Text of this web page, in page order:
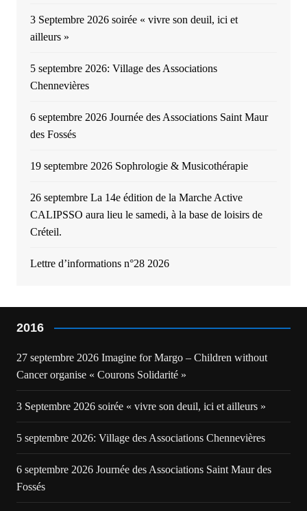
3 Septembre 2026 soirée « vivre son deuil, ici et
ailleurs »
5 septembre 2026: Village des Associations
Chennevières
6 septembre 2026 Journée des Associations Saint Maur
des Fossés
19 septembre 2026 Sophrologie & Musicothérapie
26 septembre La 14e édition de la Marche Active
CALIPSSO aura lieu le samedi, à la base de loisirs de
Créteil.
Lettre d’informations n°28 2026
2016
27 septembre 2026 Imagine for Margo – Children without
Cancer organise « Courons Solidarité »
3 Septembre 2026 soirée « vivre son deuil, ici et ailleurs »
5 septembre 2026: Village des Associations Chennevières
6 septembre 2026 Journée des Associations Saint Maur des
Fossés